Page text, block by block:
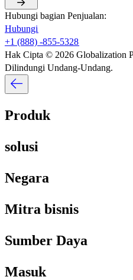
Hubungi bagian Penjualan:​​
Hubungi​​
+1 (888) -855-5328​​
Hak Cipta © 2026 Globalization
Dilindungi Undang-Undang.​​
Produk​​
solusi​​
Negara​​
Mitra bisnis​​
Sumber Daya​​
Masuk​​